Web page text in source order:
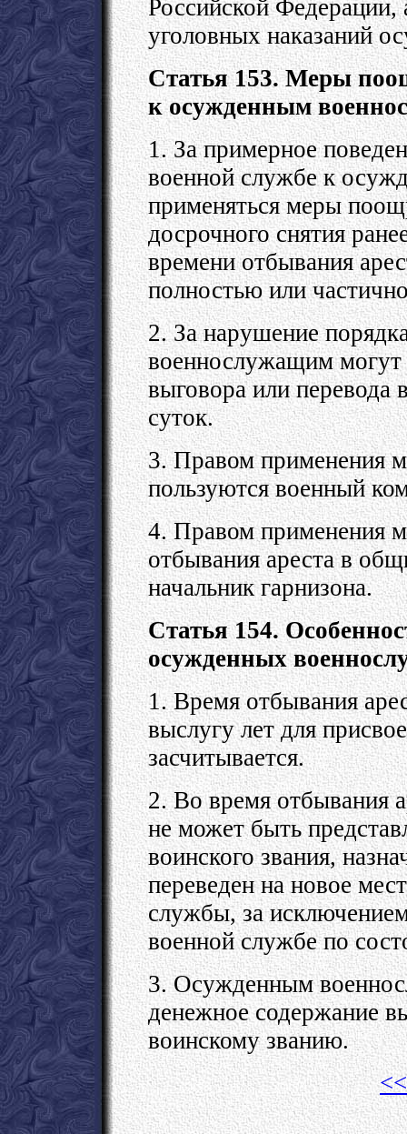
Российской Федерации,
уголовных наказаний
Статья 153. Меры
к осужденным
1. За примерное
военной службе к
применяться меры
досрочного снятия
времени отбывания
полностью или
2. За нарушение
военнослужащим могут
выговора или перевода
суток.
3. Правом применения
пользуются военный
4. Правом применения
отбывания ареста в
начальник гарнизона.
Статья 154.
осужденных
1. Время отбывания
выслугу лет для
засчитывается.
2. Во время отбывания
не может быть
воинского звания,
переведен на новое
службы, за
военной службе по
3. Осужденным
денежное содержание
воинскому званию.